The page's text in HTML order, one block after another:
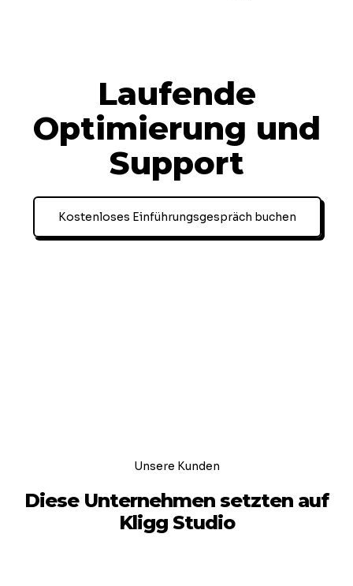
Laufende
Optimierung und
Support
Kostenloses Einführungsgespräch buchen
Unsere Kunden
Diese Unternehmen setzten auf
Kligg Studio